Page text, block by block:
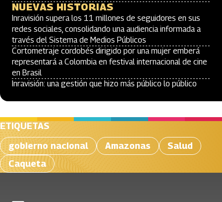
NUEVAS HISTORIAS
Inravisión supera los 11 millones de seguidores en sus
redes sociales, consolidando una audiencia informada a
través del Sistema de Medios Públicos
Cortometraje cordobés dirigido por una mujer emberá
representará a Colombia en festival internacional de cine
en Brasil
Inravisión: una gestión que hizo más público lo público
ETIQUETAS
gobierno nacional
Amazonas
Salud
Caqueta